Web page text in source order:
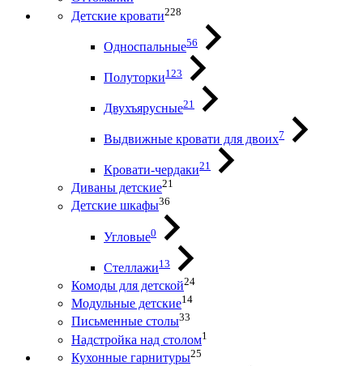
Детские кровати228
Односпальные56
Полуторки123
Двухъярусные21
Выдвижные кровати для двоих7
Кровати-чердаки21
Диваны детские21
Детские шкафы36
Угловые0
Стеллажи13
Комоды для детской24
Модульные детские14
Письменные столы33
Надстройка над столом1
Кухонные гарнитуры25